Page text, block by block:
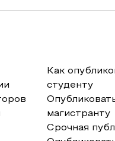
Как
студенту
магистранту
Срочная